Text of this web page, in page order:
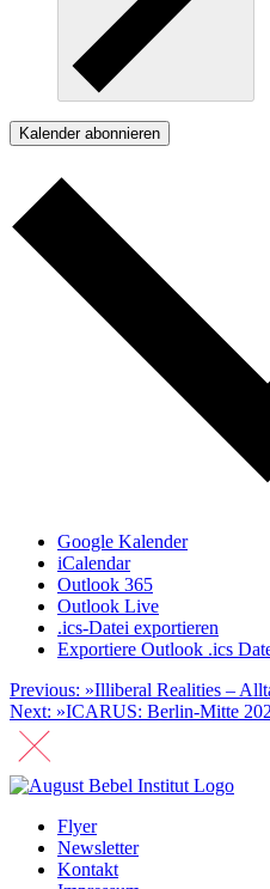
Kalender abonnieren
Google Kalender
iCalendar
Outlook 365
Outlook Live
.ics-Datei exportieren
Exportiere Outlook .ics
Beitragsnavigation
Previous: »Illiberal Realities –
Next: »ICARUS: Berlin-Mitte
Flyer
Newsletter
Kontakt